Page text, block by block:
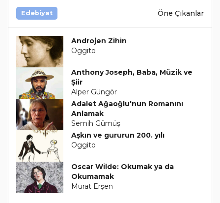
Edebiyat Öne Çıkanlar
Androjen Zihin
Oggito
Anthony Joseph, Baba, Müzik ve
Şiir
Alper Güngör
Adalet Ağaoğlu'nun Romanını
Anlamak
Semih Gümüş
Aşkın ve gururun 200. yılı
Oggito
Oscar Wilde: Okumak ya da
Okumamak
Murat Erşen